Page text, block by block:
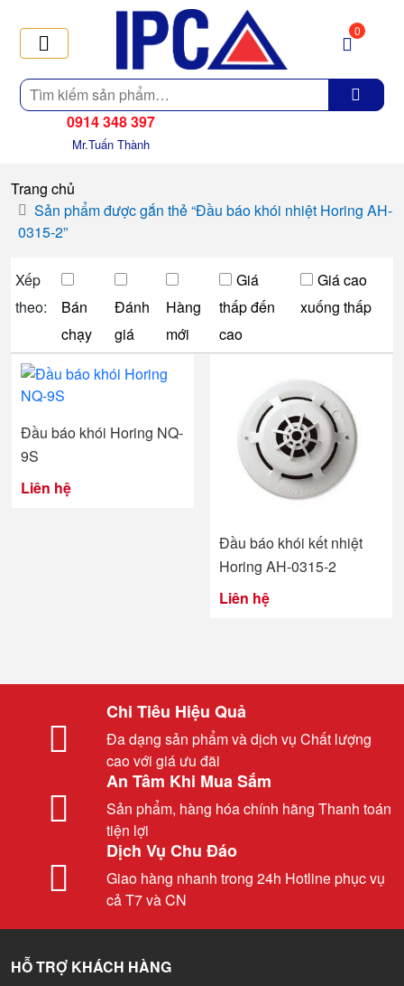
Tìm
kiếm
0
0914 348 397
Mr.Tuấn Thành
Trang chủ
Sản phẩm được gắn thẻ “Đầu báo khói nhiệt Horing AH-
0315-2”
Xếp
theo:
Bán
chạy
Đánh
giá
Hàng
mới
Giá
thấp đến
cao
Giá cao
xuống thấp
Đầu báo khói Horing NQ-
9S
Liên hệ
Đầu báo khói kết nhiệt
Horing AH-0315-2
Liên hệ
Chi Tiêu Hiệu Quả
Đa dạng sản phẩm và dịch vụ Chất lượng
cao với giá ưu đãi
An Tâm Khi Mua Sắm
Sản phẩm, hàng hóa chính hãng Thanh toán
tiện lợi
Dịch Vụ Chu Đáo
Giao hàng nhanh trong 24h Hotline phục vụ
cả T7 và CN
HỖ TRỢ KHÁCH HÀNG